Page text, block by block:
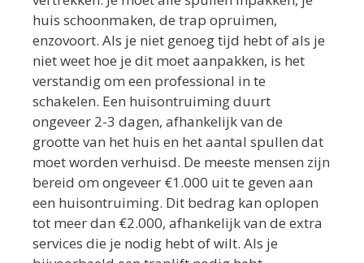
huis schoonmaken, de trap opruimen,
enzovoort. Als je niet genoeg tijd hebt of als je
niet weet hoe je dit moet aanpakken, is het
verstandig om een ​​professional in te
schakelen. Een huisontruiming duurt
ongeveer 2-3 dagen, afhankelijk van de
grootte van het huis en het aantal spullen dat
moet worden verhuisd. De meeste mensen zijn
bereid om ongeveer €1.000 uit te geven aan
een huisontruiming. Dit bedrag kan oplopen
tot meer dan €2.000, afhankelijk van de extra
services die je nodig hebt of wilt. Als je